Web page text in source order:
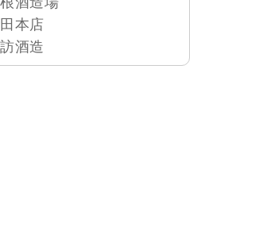
酒造場
本店
酒造